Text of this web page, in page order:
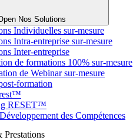
Nos Solutions
Individuelles sur-mesure
Intra-entreprise sur-mesure
Inter-entreprise
de formations 100% sur-mesure
de Webinar sur-mesure
formation
RESET™
des Compétences
Prestations